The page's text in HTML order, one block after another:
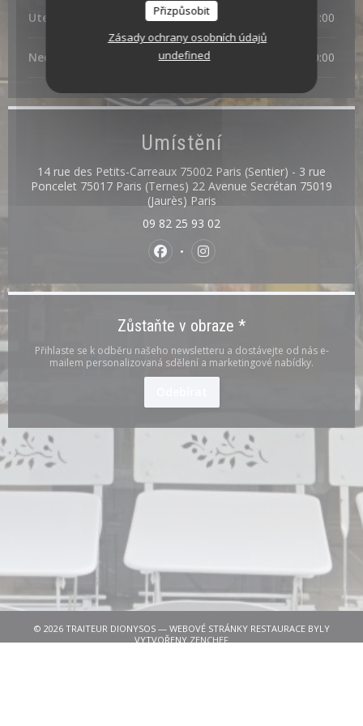
Přizpůsobit
Zásady ochrany osobních údajů
undefined
Ute 10:00 - 21:00
Neděle 10:00 - 20:00
Umístění
14 rue des Petits-Carreaux 75002 Paris (Sentier) - 3 rue
Poncelet 75017 Paris (Ternes) 22 Avenue Secrétan 75019
(Jaurès) Paris((otevře se v novém okně))
09 82 25 93 02
Facebook ((otevře se v novém
Instagram ((otevře se v
Zůstaňte v obraze *
Přihlaste se k odběru našeho newsletteru a dostávejte od nás e-
mailem personalizovaná sdělení a marketingové nabídky.
© 2026 TRAITEUR DIONYSOS — WEBOVÉ STRÁNKY RESTAURACE BYLY
VYTVOŘENYZENCHEF((OTEVŘE SE V NOVÉM OKNĚ))